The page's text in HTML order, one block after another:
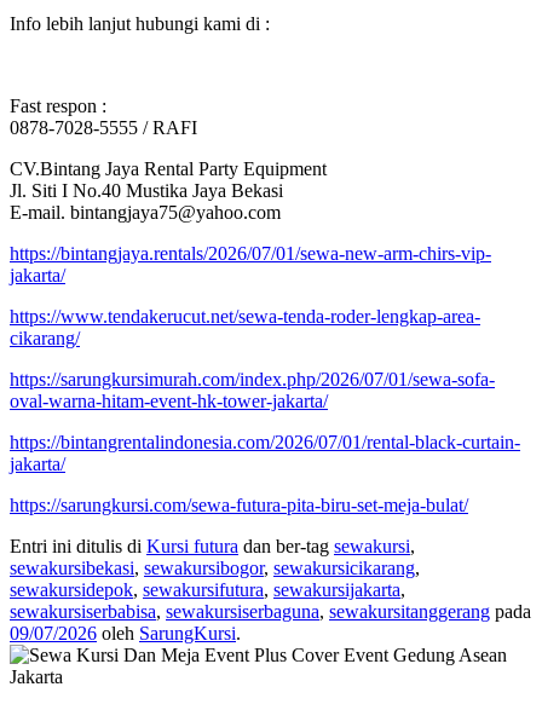
Info lebih lanjut hubungi kami di :
Fast respon :
0878-7028-5555 / RAFI
CV.Bintang Jaya Rental Party Equipment
Jl. Siti I No.40 Mustika Jaya Bekasi
E-mail. bintangjaya75@yahoo.com
https://bintangjaya.rentals/2026/07/01/sewa-new-arm-chirs-vip-
jakarta/
https://www.tendakerucut.net/sewa-tenda-roder-lengkap-area-
cikarang/
https://sarungkursimurah.com/index.php/2026/07/01/sewa-sofa-
oval-warna-hitam-event-hk-tower-jakarta/
https://bintangrentalindonesia.com/2026/07/01/rental-black-curtain-
jakarta/
https://sarungkursi.com/sewa-futura-pita-biru-set-meja-bulat/
Entri ini ditulis di Kursi futura dan ber-tag sewakursi,
sewakursibekasi, sewakursibogor, sewakursicikarang,
sewakursidepok, sewakursifutura, sewakursijakarta,
sewakursiserbabisa, sewakursiserbaguna, sewakursitanggerang pada
09/07/2026 oleh SarungKursi.